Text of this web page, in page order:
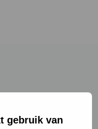
gebruik van